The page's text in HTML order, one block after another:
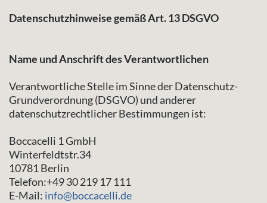
Datenschutzhinweise gemäß Art. 13 DSGVO
Name und Anschrift des Verantwortlichen
Verantwortliche Stelle im Sinne der Datenschutz-
Grundverordnung (DSGVO) und anderer
datenschutzrechtlicher Bestimmungen ist:
Boccacelli 1 GmbH
Winterfeldtstr.34
10781 Berlin
Telefon:+49 30 219 17 111
E-Mail: info@boccacelli.de